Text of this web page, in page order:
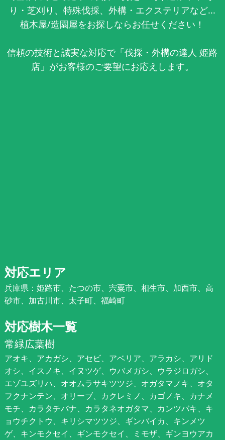
り・芝刈り、特殊伐採、外構・エクステリアなど...
植木屋/造園屋をお探しならお任せください！
信頼の技術と誠実な対応で「伐採・外構の達人 姫路
店」がお客様のご要望にお応えします。
対応エリア
兵庫県：姫路市、たつの市、宍粟市、相生市、加西市、高
砂市、加古川市、太子町、福崎町
対応樹木一覧
常緑広葉樹
アオキ、アカガシ、アセビ、アベリア、アラカシ、アリド
オシ、イスノキ、イヌツゲ、ウバメガシ、ウラジロガシ、
エゾユズリハ、オオムラサキツツジ、オガタマノキ、オタ
フクナンテン、オリーブ、カクレミノ、カゴノキ、カナメ
モチ、カラタチバナ、カラタネオガタマ、カンツバキ、キ
ョウチクトウ、キリシマツツジ、ギンバイカ、キンメツ
ゲ、キンモクセイ、ギンモクセイ、ミモザ、ギンヨウアカ